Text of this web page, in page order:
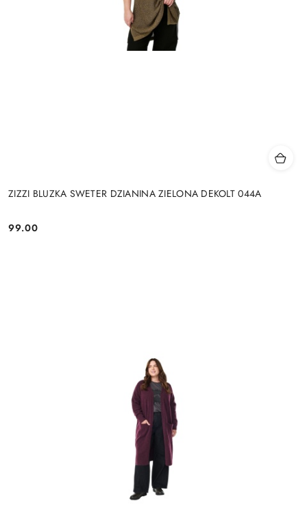
ZIZZI BLUZKA SWETER DZIANINA ZIELONA DEKOLT 044A
Cena:
99.00